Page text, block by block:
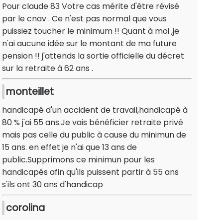
Pour claude 83 Votre cas mérite d'être révisé
par le cnav . Ce n'est pas normal que vous
puissiez toucher le minimum !! Quant à moi ,je
n'ai aucune idée sur le montant de ma future
pension !! j'attends la sortie officielle du décret
sur la retraite à 62 ans .
monteillet
handicapé d'un accident de travail,handicapé à
80 % j'ai 55 ans.Je vais bénéficier retraite privé
mais pas celle du public à cause du minimun de
15 ans. en effet je n'ai que 13 ans de
public.Supprimons ce minimun pour les
handicapés afin qu'ils puissent partir à 55 ans
s'ils ont 30 ans d'handicap
corolina